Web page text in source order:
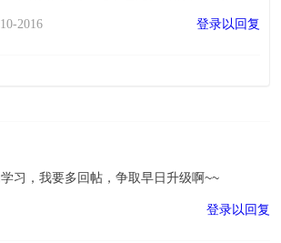
2016 登录以回复
习，我要多回帖，争取早日升级啊~~
登录以回复